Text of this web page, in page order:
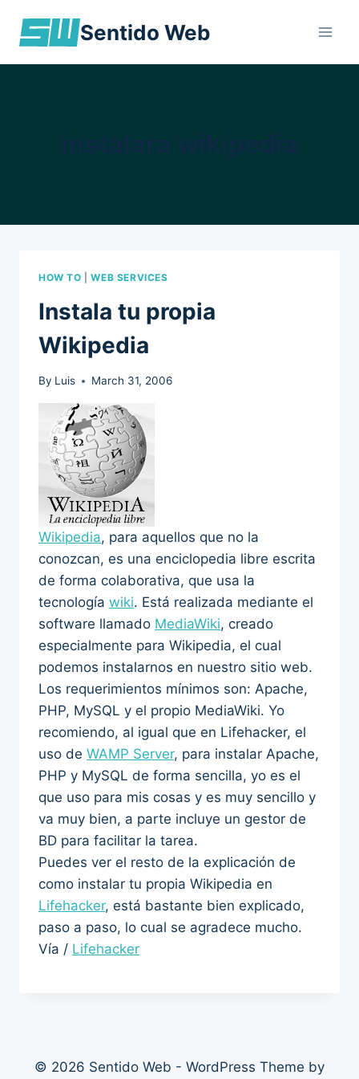
Sentido Web
HOW TO |WEB SERVICES
Instala tu propia
Wikipedia
By Luis March 31, 2006
Wikipedia, para aquellos que no la
conozcan, es una enciclopedia libre escrita
de forma colaborativa, que usa la
tecnología wiki. Está realizada mediante el
software llamado MediaWiki, creado
especialmente para Wikipedia, el cual
podemos instalarnos en nuestro sitio web.
Los requerimientos mínimos son: Apache,
PHP, MySQL y el propio MediaWiki. Yo
recomiendo, al igual que en Lifehacker, el
uso de WAMP Server, para instalar Apache,
PHP y MySQL de forma sencilla, yo es el
que uso para mis cosas y es muy sencillo y
va muy bien, a parte incluye un gestor de
BD para facilitar la tarea.
Puedes ver el resto de la explicación de
como instalar tu propia Wikipedia en
Lifehacker, está bastante bien explicado,
paso a paso, lo cual se agradece mucho.
Vía / Lifehacker
© 2026 Sentido Web - WordPress Theme by